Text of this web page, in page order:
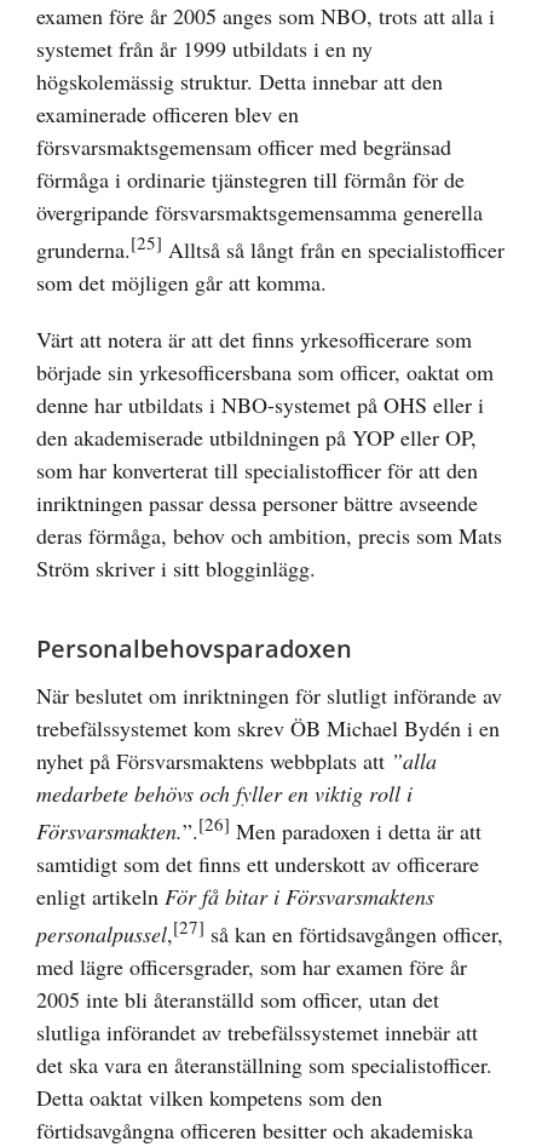
examen före år 2005 anges som NBO, trots att alla i
systemet från år 1999 utbildats i en ny
högskolemässig struktur. Detta innebar att den
examinerade officeren blev en
försvarsmaktsgemensam officer med begränsad
förmåga i ordinarie tjänstegren till förmån för de
övergripande försvarsmaktsgemensamma generella
grunderna.[25] Alltså så långt från en specialistofficer
som det möjligen går att komma.
Värt att notera är att det finns yrkesofficerare som
började sin yrkesofficersbana som officer, oaktat om
denne har utbildats i NBO-systemet på OHS eller i
den akademiserade utbildningen på YOP eller OP,
som har konverterat till specialistofficer för att den
inriktningen passar dessa personer bättre avseende
deras förmåga, behov och ambition, precis som Mats
Ström skriver i sitt blogginlägg.
Personalbehovsparadoxen
När beslutet om inriktningen för slutligt införande av
trebefälssystemet kom skrev ÖB Michael Bydén i en
nyhet på Försvarsmaktens webbplats att ”alla
medarbete behövs och fyller en viktig roll i
Försvarsmakten.”.[26] Men paradoxen i detta är att
samtidigt som det finns ett underskott av officerare
enligt artikeln För få bitar i Försvarsmaktens
personalpussel,[27] så kan en förtidsavgången officer,
med lägre officersgrader, som har examen före år
2005 inte bli återanställd som officer, utan det
slutliga införandet av trebefälssystemet innebär att
det ska vara en återanställning som specialistofficer.
Detta oaktat vilken kompetens som den
förtidsavgångna officeren besitter och akademiska